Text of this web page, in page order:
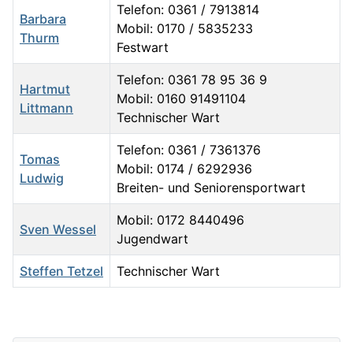
Barbara
Thurm
Telefon: 0361 / 7913814
Mobil: 0170 / 5835233
Festwart
Hartmut
Littmann
Telefon: 0361 78 95 36 9
Mobil: 0160 91491104
Technischer Wart
Tomas
Ludwig
Telefon: 0361 / 7361376
Mobil: 0174 / 6292936
Breiten- und Seniorensportwart
Sven Wessel
Mobil: 0172 8440496
Jugendwart
Steffen Tetzel Technischer Wart